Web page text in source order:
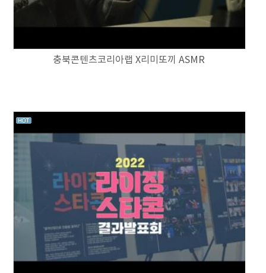
충북콘텐츠코리아랩 X리미또끼 ASMR